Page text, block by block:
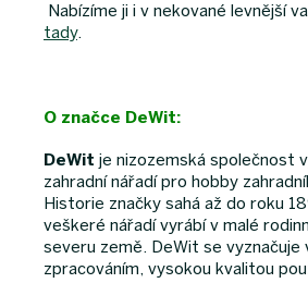
Nabízíme ji i v nekované levnější
tady.
O značce DeWit:
DeWit je nizozemská společnost
zahradní nářadí pro hobby
Historie značky sahá až do roku
veškeré nářadí vyrábí v malé
severu země. DeWit se vyznačuje
zpracováním, vysokou kvalitou